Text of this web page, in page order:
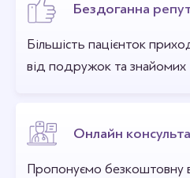
Бездоганна
Більшість пацієнток
від подружок та знайомих
Онлайн
Пропонуємо безкоштовну